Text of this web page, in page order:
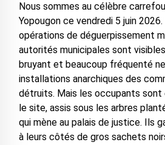
Nous sommes au célèbre
Yopougon ce vendredi 5 juin
opérations de déguerpissement
autorités municipales sont
bruyant et beaucoup fréquenté
installations anarchiques des
détruits. Mais les occupants sont
le site, assis sous les arbres
qui mène au palais de justice. Ils
à leurs côtés de gros sachets